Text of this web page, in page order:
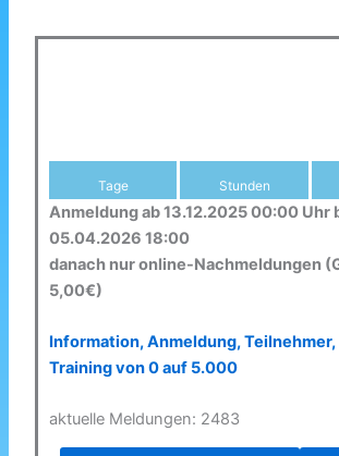
Tage Stunden
Anmeldung ab 13.12.2025 00:00 Uhr
05.04.2026 18:00
danach nur online-Nachmeldungen
5,00€)
Information, Anmeldung,
Training von 0 auf 5.000
aktuelle Meldungen: 2483